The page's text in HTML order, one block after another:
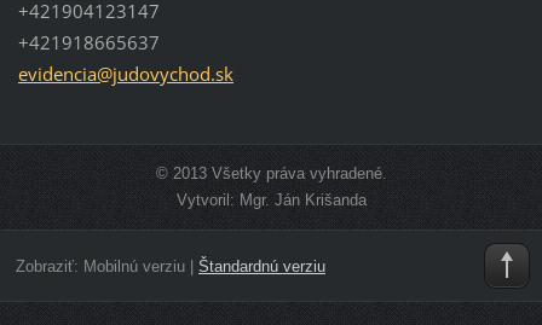
+421904123147
+421918665637
evidencia@judovychod.sk
© 2013 Všetky práva vyhradené.
Vytvoril: Mgr. Ján Krišanda
Zobraziť: Mobilnú verziu| Štandardnú verziu